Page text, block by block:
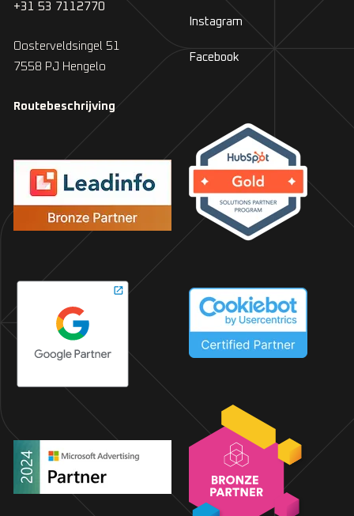
+31 53 7112770
Oosterveldsingel 51
7558 PJ Hengelo
Routebeschrijving
Instagram
Facebook